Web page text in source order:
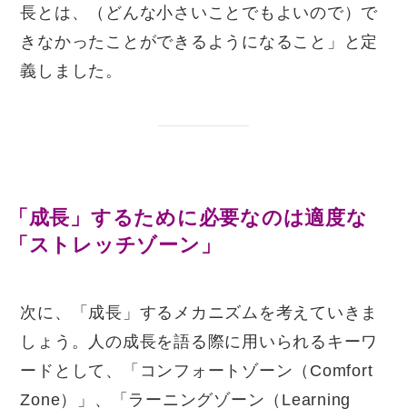
長とは、（どんな小さいことでもよいので）で
きなかったことができるようになること」と定
義しました。
「成長」するために必要なのは適度な
「ストレッチゾーン」
次に、「成長」するメカニズムを考えていきま
しょう。人の成長を語る際に用いられるキーワ
ードとして、「コンフォートゾーン（ Comfort
Zone）」、「ラーニングゾーン（ Learning